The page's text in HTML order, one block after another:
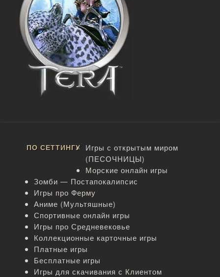
ПО СЕТТИНГУ Игры с открытым миром
(ПЕСОЧНИЦЫ)
Морские онлайн игры
Зомби — Постапокалипсис
Игры про Ферму
Аниме (Мультяшные)
Спортивные онлайн игры
Игры про Средневековье
Коллекционные карточные игры
Платные игры
Бесплатные игры
Игры для скачивания с Клиентом